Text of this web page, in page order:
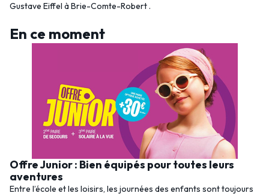
Gustave Eiffel à Brie-Comte-Robert .
En ce moment
Offre Junior : Bien équipés pour toutes leurs
aventures
Entre l’école et les loisirs, les journées des enfants sont toujours